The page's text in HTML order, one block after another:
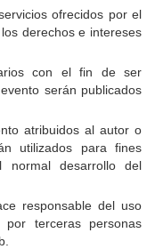
ofrecidos por el
derechos e intereses
con el fin de ser
serán publicados
atribuidos al autor o
utilizados para fines
normal desarrollo del
responsable del uso
terceras personas